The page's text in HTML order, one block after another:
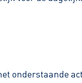
onderstaande